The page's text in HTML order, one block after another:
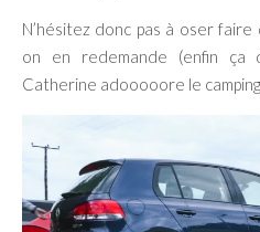
N’hésitez donc pas à oser
on en redemande (enfin ça
Catherine adooooore le camping